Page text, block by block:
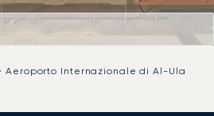
Aeroporto Internazionale di Al-Ula